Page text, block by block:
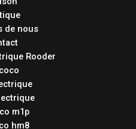
de nous
Rooder
m1p
hm8